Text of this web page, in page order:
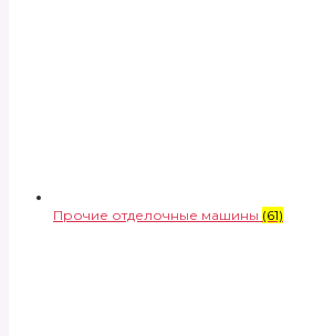
Прочие отделочные машины (61)